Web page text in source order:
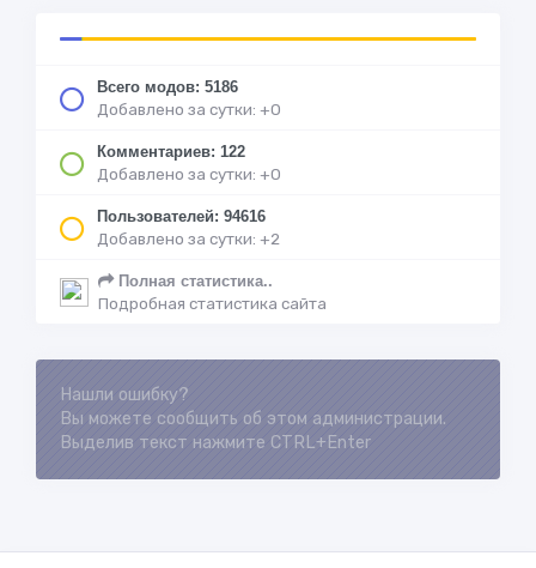
Всего модов: 5186
Добавлено за сутки: +0
Комментариев: 122
Добавлено за сутки: +0
Пользователей: 94616
Добавлено за сутки: +2
Полная статистика..
Подробная статистика сайта
Нашли ошибку?
Вы можете сообщить об этом администрации.
Выделив текст нажмите CTRL+Enter